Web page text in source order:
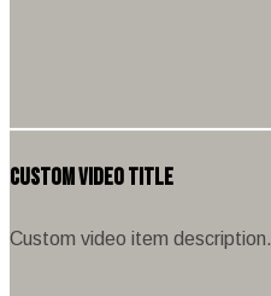
Custom Video Title
Custom video item description.